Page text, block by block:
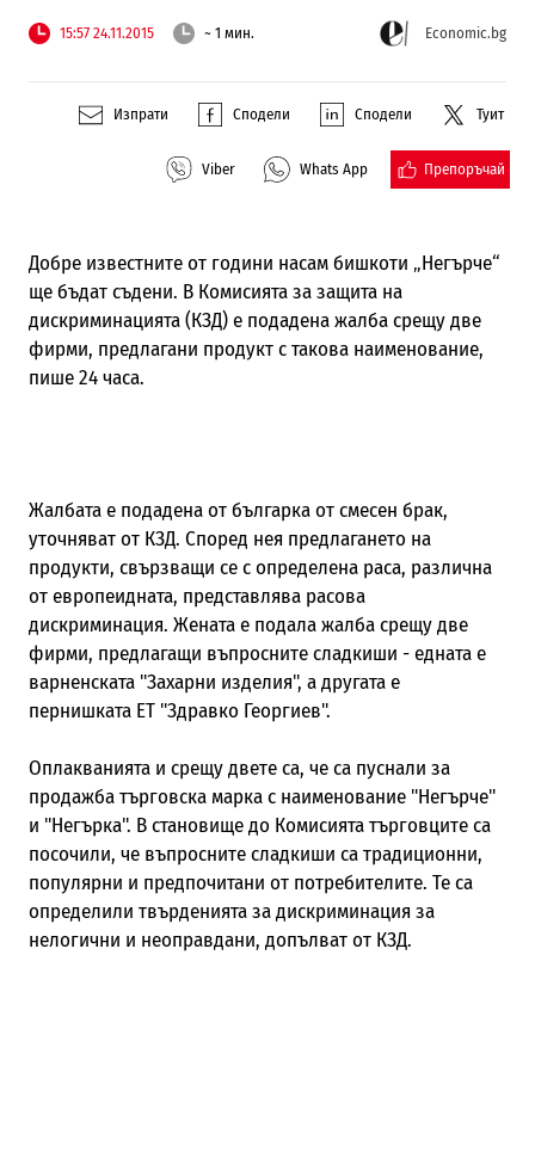
15:57 24.11.2015 ~ 1 мин. Economic.bg
Изпрати Сподели Сподели Туит
Viber Whats App Препоръчай
Добре известните от години насам бишкоти „Негърче“
ще бъдат съдени. В Комисията за защита на
дискриминацията (КЗД) е подадена жалба срещу две
фирми, предлагани продукт с такова наименование,
пише 24 часа.
Жалбата е подадена от българка от смесен брак,
уточняват от КЗД. Според нея предлагането на
продукти, свързващи се с определена раса, различна
от европеидната, представлява расова
дискриминация. Жената е подала жалба срещу две
фирми, предлагащи въпросните сладкиши - едната е
варненската "Захарни изделия", а другата е
пернишката ЕТ "Здравко Георгиев".
Оплакванията и срещу двете са, че са пуснали за
продажба търговска марка с наименование "Негърче"
и "Негърка". В становище до Комисията търговците са
посочили, че въпросните сладкиши са традиционни,
популярни и предпочитани от потребителите. Те са
определили твърденията за дискриминация за
нелогични и неоправдани, допълват от КЗД.